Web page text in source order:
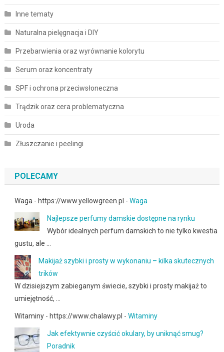
Inne tematy
Naturalna pielęgnacja i DIY
Przebarwienia oraz wyrównanie kolorytu
Serum oraz koncentraty
SPF i ochrona przeciwsłoneczna
Trądzik oraz cera problematyczna
Uroda
Złuszczanie i peelingi
POLECAMY
Waga - https://www.yellowgreen.pl - Waga
Najlepsze perfumy damskie dostępne na rynku
Wybór idealnych perfum damskich to nie tylko kwestia
gustu, ale …
Makijaż szybki i prosty w wykonaniu – kilka skutecznych
trików
W dzisiejszym zabieganym świecie, szybki i prosty makijaż to
umiejętność, …
Witaminy - https://www.chalawy.pl - Witaminy
Jak efektywnie czyścić okulary, by uniknąć smug?
Poradnik